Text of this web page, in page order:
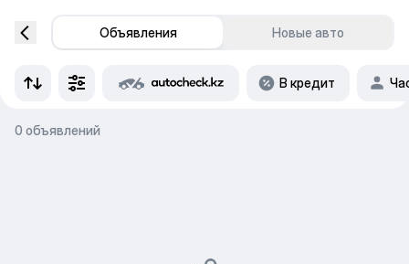
Объявления Новые авто
В кредит
0 объявлений